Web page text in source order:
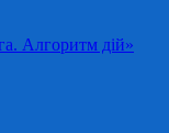
Алгоритм дій»